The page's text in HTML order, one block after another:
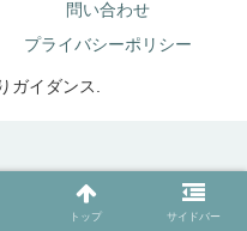
問い合わせ
プライバシーポリシー
ガイダンス.
トップ サイドバー